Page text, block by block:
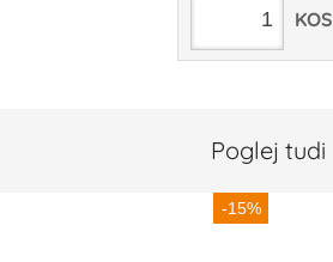
KOS
Poglej tudi
-15%